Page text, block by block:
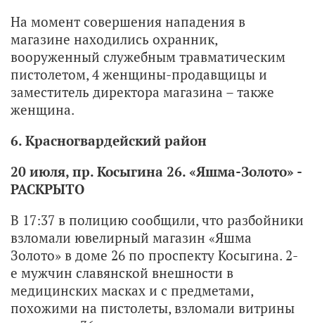
На момент совершения нападения в
магазине находились охранник,
вооруженный служебным травматическим
пистолетом, 4 женщины-продавщицы и
заместитель директора магазина – также
женщина.
6. Красногвардейский район
20 июля, пр. Косыгина 26. «Яшма-Золото» -
РАСКРЫТО
В 17:37 в полицию сообщили, что разбойники
взломали ювелирный магазин «Яшма
Золото» в доме 26 по проспекту Косыгина. 2-
е мужчин славянской внешности в
медицинских масках и с предметами,
похожими на пистолеты, взломали витрины